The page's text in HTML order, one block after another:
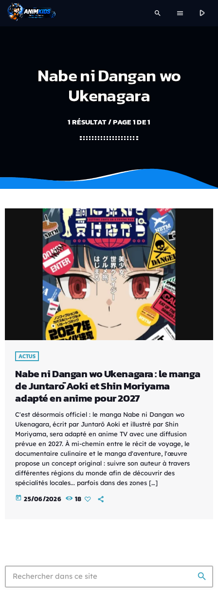
search menu play_arrow
Nabe ni Dangan wo
Ukenagara
1 RÉSULTAT / PAGE 1 DE 1
ACTUS
Nabe ni Dangan wo Ukenagara : le manga
de Juntarō Aoki et Shin Moriyama
adapté en anime pour 2027
C'est désormais officiel : le manga Nabe ni Dangan wo
Ukenagara, écrit par Juntarō Aoki et illustré par Shin
Moriyama, sera adapté en anime TV avec une diffusion
prévue en 2027. À mi-chemin entre le récit de voyage, le
documentaire culinaire et le manga d'aventure, l'œuvre
propose un concept original : suivre son auteur à travers
différentes régions du monde afin de découvrir des
spécialités locales... parfois dans des zones […]
today 25/06/2026 18
search